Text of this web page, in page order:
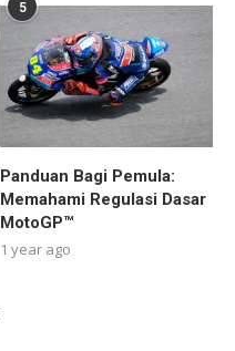
5
Panduan Bagi Pemula:
Memahami Regulasi Dasar
MotoGP™
1 year ago